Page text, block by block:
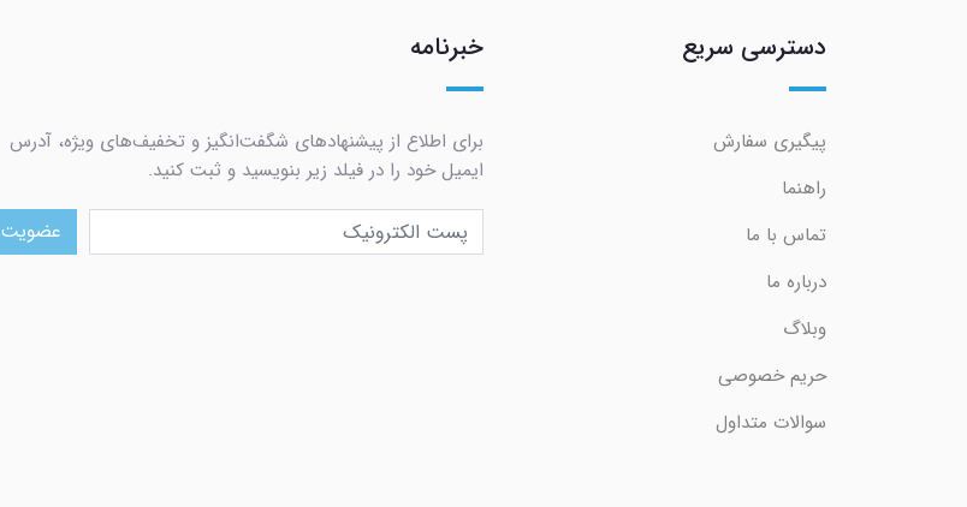
دسترسی سریع
پیگیری سفارش
راهنما
تماس با ما
درباره ما
وبلاگ
حریم خصوصی
سوالات متداول
خبرنامه
برای اطلاع از پیشنهادهای شگفت‌انگیز و تخفیف‌های ویژه، آدرس
ایمیل خود را در فیلد زیر بنویسید و ثبت کنید.
عضویت